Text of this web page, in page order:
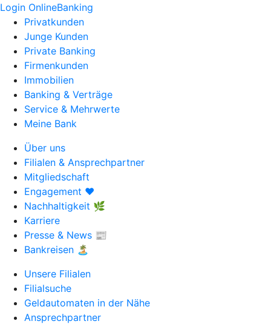
Login OnlineBanking
Privatkunden
Junge Kunden
Private Banking
Firmenkunden
Immobilien
Banking & Verträge
Service & Mehrwerte
Meine Bank
Über uns
Filialen & Ansprechpartner
Mitgliedschaft
Engagement ❤️
Nachhaltigkeit 🌿
Karriere
Presse & News 📰
Bankreisen 🏝️
Unsere Filialen
Filialsuche
Geldautomaten in der Nähe
Ansprechpartner